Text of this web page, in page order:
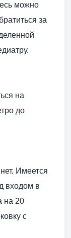
можно
за
на
до
Имеется
входом в
на 20
с